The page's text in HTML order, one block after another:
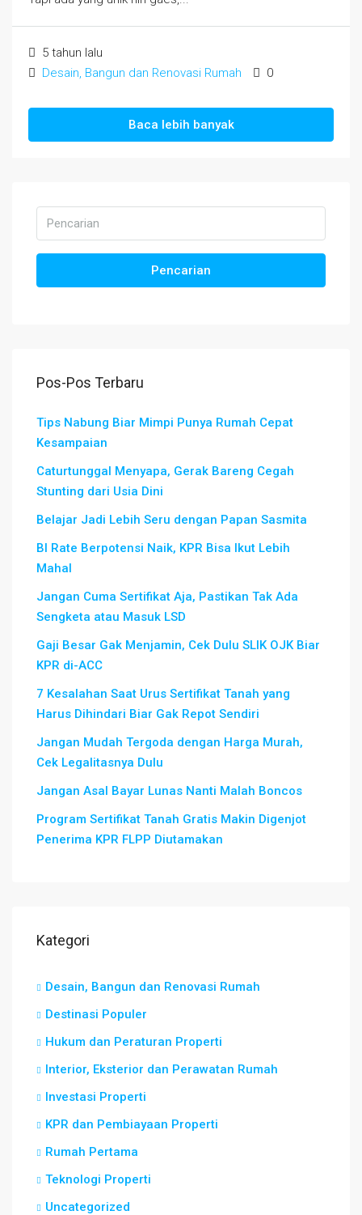
5 tahun lalu
Desain, Bangun dan Renovasi Rumah
0
Baca lebih banyak
Pencarian
Pos-Pos Terbaru
Tips Nabung Biar Mimpi Punya Rumah Cepat
Kesampaian
Caturtunggal Menyapa, Gerak Bareng Cegah
Stunting dari Usia Dini
Belajar Jadi Lebih Seru dengan Papan Sasmita
BI Rate Berpotensi Naik, KPR Bisa Ikut Lebih
Mahal
Jangan Cuma Sertifikat Aja, Pastikan Tak Ada
Sengketa atau Masuk LSD
Gaji Besar Gak Menjamin, Cek Dulu SLIK OJK Biar
KPR di-ACC
7 Kesalahan Saat Urus Sertifikat Tanah yang
Harus Dihindari Biar Gak Repot Sendiri
Jangan Mudah Tergoda dengan Harga Murah,
Cek Legalitasnya Dulu
Jangan Asal Bayar Lunas Nanti Malah Boncos
Program Sertifikat Tanah Gratis Makin Digenjot
Penerima KPR FLPP Diutamakan
Kategori
Desain, Bangun dan Renovasi Rumah
Destinasi Populer
Hukum dan Peraturan Properti
Interior, Eksterior dan Perawatan Rumah
Investasi Properti
KPR dan Pembiayaan Properti
Rumah Pertama
Teknologi Properti
Uncategorized